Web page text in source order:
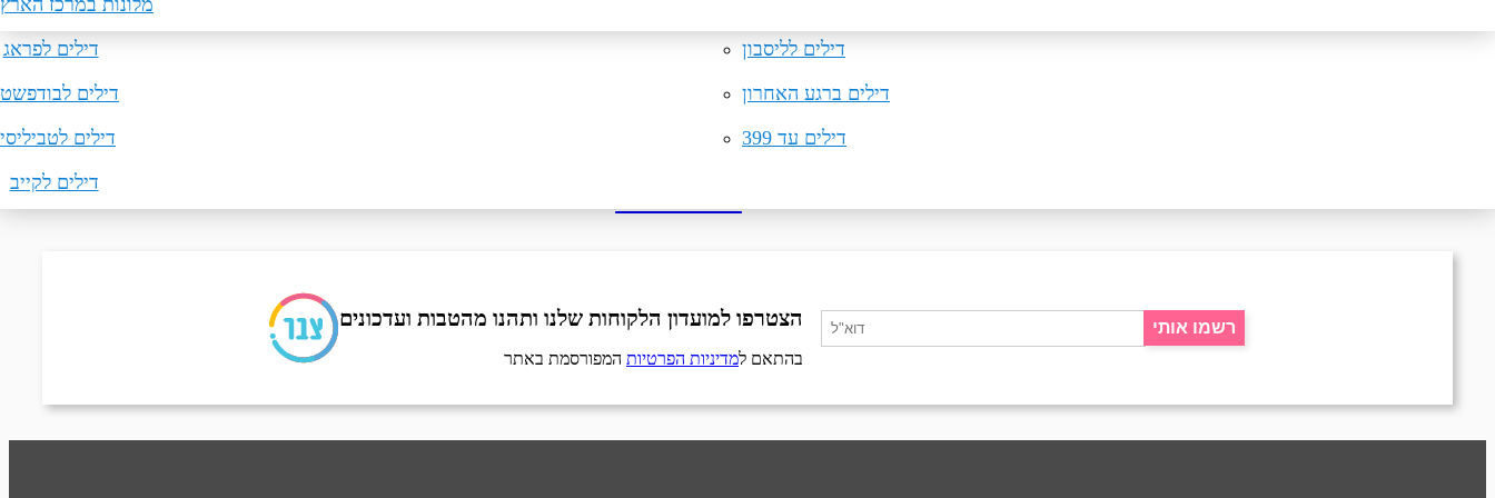
טיסות ללונדון
טיסות לברלין
טיסות למינכן
מלונות באילת
דילים לפריז
דילים לפראג
דילים לבודפשט
דילים לטביליסי
דילים לקייב
דילים לליסבון
דילים ברגע האחרון
דילים עד 399
מלונות במרכז הארץ
הצטרפו למועדון הלקוחות שלנו ותהנו מהטבות ועדכונים
בהתאם למדיניות הפרטיות המפורסמת באתר
רשמו אותי